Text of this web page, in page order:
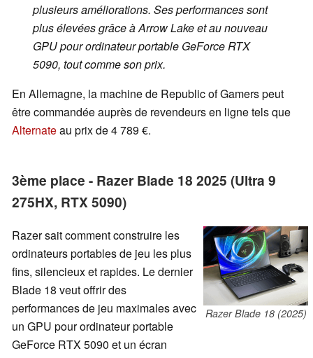
plusieurs améliorations. Ses performances sont
plus élevées grâce à Arrow Lake et au nouveau
GPU pour ordinateur portable GeForce RTX
5090, tout comme son prix.
En Allemagne, la machine de Republic of Gamers peut
être commandée auprès de revendeurs en ligne tels que
Alternateau prix de 4 789 €.
3ème place - Razer Blade 18 2025 (Ultra 9
275HX, RTX 5090)
Razer Blade 18 (2025)
Razer sait comment construire les
ordinateurs portables de jeu les plus
fins, silencieux et rapides. Le dernier
Blade 18 veut offrir des
performances de jeu maximales avec
un GPU pour ordinateur portable
GeForce RTX 5090 et un écran